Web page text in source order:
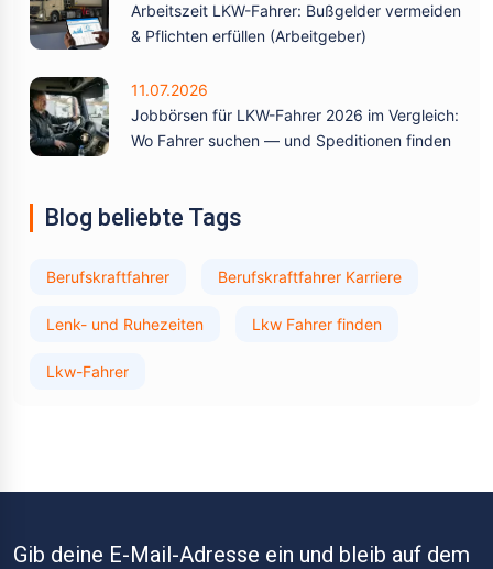
Arbeitszeit LKW-Fahrer: Bußgelder vermeiden
& Pflichten erfüllen (Arbeitgeber)
11.07.2026
Jobbörsen für LKW-Fahrer 2026 im Vergleich:
Wo Fahrer suchen — und Speditionen finden
Blog beliebte Tags
Berufskraftfahrer Berufskraftfahrer Karriere
Lenk- und Ruhezeiten Lkw Fahrer finden
Lkw-Fahrer
Gib deine E-Mail-Adresse ein und bleib auf dem